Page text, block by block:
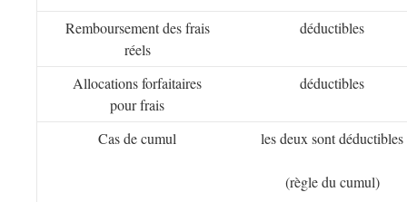
Remboursement des frais
réels
déductibles
Allocations forfaitaires
pour frais
déductibles
Cas de cumul les deux sont déductibles
(règle du cumul)